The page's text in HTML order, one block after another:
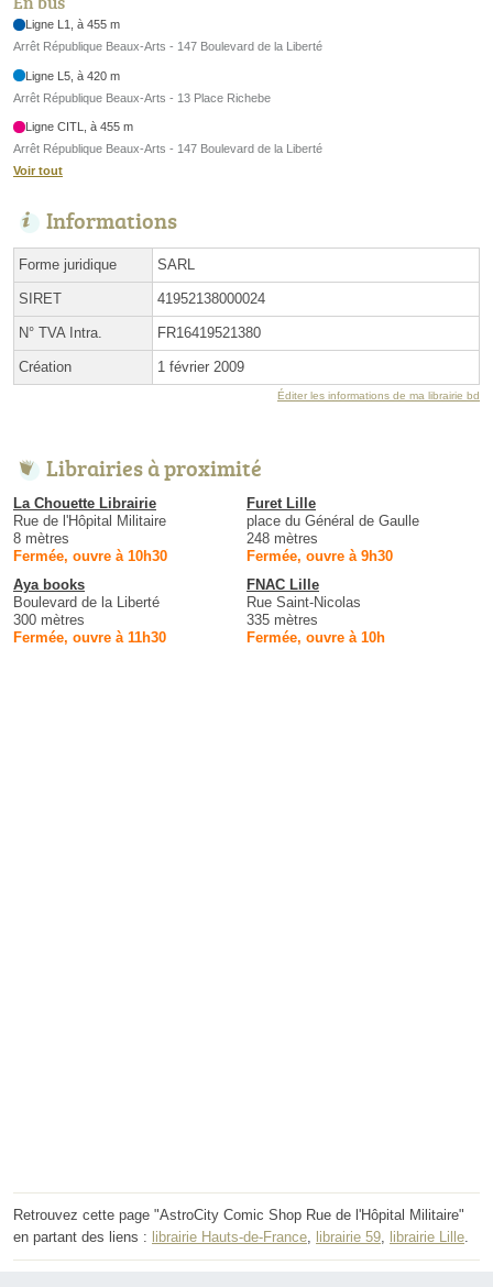
Ligne L1, à 455 m
Arrêt République Beaux-Arts - 147 Boulevard de la Liberté
Ligne L5, à 420 m
Arrêt République Beaux-Arts - 13 Place Richebe
Ligne CITL, à 455 m
Arrêt République Beaux-Arts - 147 Boulevard de la Liberté
Voir tout
Informations
Forme juridique SARL
SIRET 41952138000024
N° TVA Intra. FR16419521380
Création 1 février 2009
Éditer les informations de ma librairie bd
Librairies à proximité
La Chouette Librairie
Rue de l'Hôpital Militaire
8 mètres
Fermée, ouvre à 10h30
Furet Lille
place du Général de Gaulle
248 mètres
Fermée, ouvre à 9h30
Aya books
Boulevard de la Liberté
300 mètres
Fermée, ouvre à 11h30
FNAC Lille
Rue Saint-Nicolas
335 mètres
Fermée, ouvre à 10h
Retrouvez cette page "AstroCity Comic Shop Rue de l'Hôpital Militaire"
en partant des liens : librairie Hauts-de-France, librairie 59, librairie Lille.